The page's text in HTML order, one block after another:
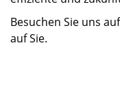
Besuchen Sie uns
auf Sie.